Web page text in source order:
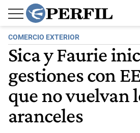
COMERCIO EXTERIOR
Sica y Faurie
gestiones con
que no vuelvan
aranceles